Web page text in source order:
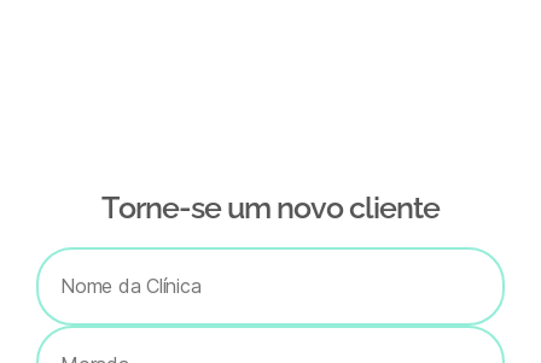
Тorne-se um novo cliente